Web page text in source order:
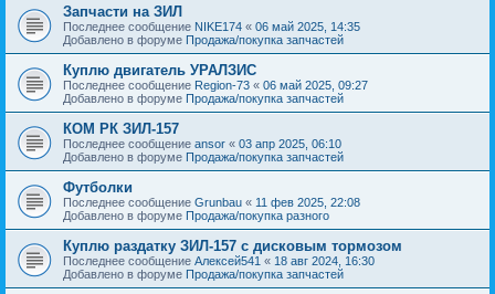
Запчасти на ЗИЛ
Последнее сообщение NIKE174 « 06 май 2025, 14:35
Добавлено в форуме Продажа/покупка запчастей
Куплю двигатель УРАЛЗИС
Последнее сообщение Region-73 « 06 май 2025, 09:27
Добавлено в форуме Продажа/покупка запчастей
КОМ РК ЗИЛ-157
Последнее сообщение ansor « 03 апр 2025, 06:10
Добавлено в форуме Продажа/покупка запчастей
Футболки
Последнее сообщение Grunbau « 11 фев 2025, 22:08
Добавлено в форуме Продажа/покупка разного
Куплю раздатку ЗИЛ-157 с дисковым тормозом
Последнее сообщение Алексей541 « 18 авг 2024, 16:30
Добавлено в форуме Продажа/покупка запчастей